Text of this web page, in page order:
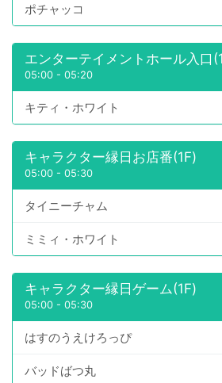
ポチャッコ
エンターテイメントホール入口
05:00 - 05:20
キティ・ホワイト
キャラクター縁日お店番(1F)
05:00 - 05:30
タイニーチャム
ミミィ・ホワイト
キャラクター縁日ゲーム(1F)
05:00 - 05:30
はすのうえけろっぴ
バッドばつ丸